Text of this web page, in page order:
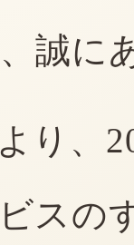
誠に
り、
スの